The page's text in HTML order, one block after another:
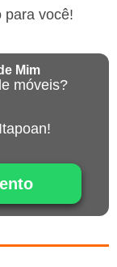
para você!
Mim
móveis?